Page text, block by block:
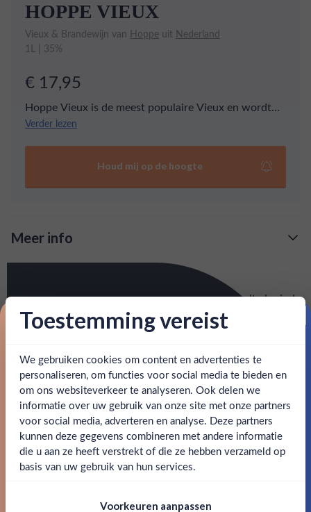
Ben jij 18 jaar of ouder?
Ja Nee
HOPPE VIEUX
Vieux & Brandewijn van Hoppe uit Nederland
1L | 35%
€ 17,95
Hoppe Vieux is de meest populaire Vieux en wordt
als sinds 1780 gemaakt als alternatief voor Cognac.
Verder lezen
Houd mij op de hoogte
Meer info
Verzending is gratis vanaf€125,-
Snelle levering: voor 15:00, morgen in huis (uitzondering bij
artikel vermeld)
Hoppe Vieux is de meest populaire Vieux en wordt als sinds
1780 gemaakt als alternatief voor Cognac. Hoppe is prima
puur te drinken maar helemaal lekker in de mix met cola.
SPECIFICATIES
Alcohol 35.00%
Merk Hoppe
Kleurstoffen
1L
Toestemming vereist
We gebruiken cookies om content en advertenties te
personaliseren, om functies voor social media te bieden en
om ons websiteverkeer te analyseren. Ook delen we
informatie over uw gebruik van onze site met onze partners
voor social media, adverteren en analyse. Deze partners
kunnen deze gegevens combineren met andere informatie
die u aan ze heeft verstrekt of die ze hebben verzameld op
basis van uw gebruik van hun services.
Voorkeuren aanpassen
Proost op je eerste korting!
Schrijf je in en ontvang direct 5% korting op je eerste
bestelling.
Email
Claim mijn korting